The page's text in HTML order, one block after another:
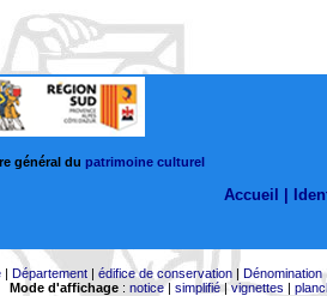
général du patrimoine culturel
Accueil |
| Département| édifice de conservation| Dénomination
Mode d'affichage: notice| simplifié|vignettes |